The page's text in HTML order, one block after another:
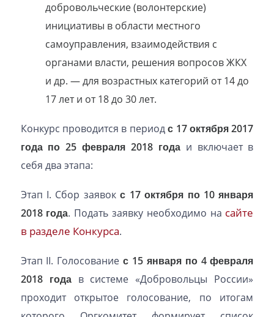
добровольческие (волонтерские)
инициативы в области местного
самоуправления, взаимодействия с
органами власти, решения вопросов ЖКХ
и др. — для возрастных категорий от 14 до
17 лет и от 18 до 30 лет.
Конкурс проводится в периодс 17 октября 2017
года по 25 февраля 2018 годаи включает в
себя два этапа:
Этап I. Сбор заявокс 17 октября по 10 января
2018 года. Подать заявку необходимо на сайте
в разделе Конкурса.
Этап II. Голосованиес 15 января по 4 февраля
2018 года в системе «Добровольцы России»
проходит открытое голосование, по итогам